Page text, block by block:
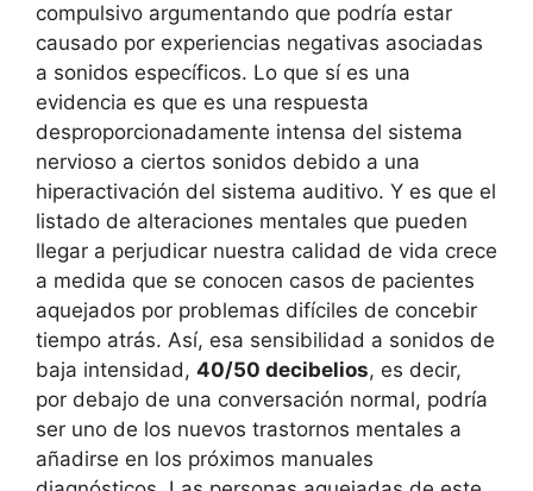
compulsivo argumentando que podría estar
causado por experiencias negativas asociadas
a sonidos específicos. Lo que sí es una
evidencia es que es una respuesta
desproporcionadamente intensa del sistema
nervioso a ciertos sonidos debido a una
hiperactivación del sistema auditivo. Y es que el
listado de alteraciones mentales que pueden
llegar a perjudicar nuestra calidad de vida crece
a medida que se conocen casos de pacientes
aquejados por problemas difíciles de concebir
tiempo atrás. Así, esa sensibilidad a sonidos de
baja intensidad, 40/50 decibelios, es decir,
por debajo de una conversación normal, podría
ser uno de los nuevos trastornos mentales a
añadirse en los próximos manuales